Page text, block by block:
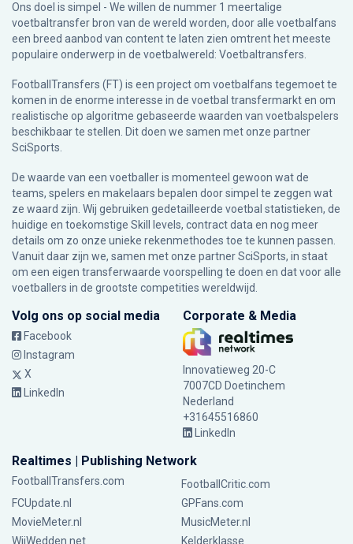
Ons doel is simpel - We willen de nummer 1 meertalige
voetbaltransfer bron van de wereld worden, door alle voetbalfans
een breed aanbod van content te laten zien omtrent het meeste
populaire onderwerp in de voetbalwereld: Voetbaltransfers.
FootballTransfers (FT) is een project om voetbalfans tegemoet te
komen in de enorme interesse in de voetbal transfermarkt en om
realistische op algoritme gebaseerde waarden van voetbalspelers
beschikbaar te stellen. Dit doen we samen met onze partner
SciSports
De waarde van een voetballer is momenteel gewoon wat de
teams, spelers en makelaars bepalen door simpel te zeggen wat
ze waard zijn. Wij gebruiken gedetailleerde voetbal statistieken, de
huidige en toekomstige Skill levels, contract data en nog meer
details om zo onze unieke rekenmethodes toe te kunnen passen.
Vanuit daar zijn we, samen met onze partner SciSports, in staat
om een eigen transferwaarde voorspelling te doen en dat voor alle
voetballers in de grootste competities wereldwijd.
Volg ons op social media
Facebook
Instagram
X
LinkedIn
Corporate & Media
Innovatieweg 20-C
7007CD Doetinchem
Nederland
+31645516860
LinkedIn
Realtimes | Publishing Network
FootballTransfers.com
FootballCritic.com
FCUpdate.nl
GPFans.com
MovieMeter.nl
MusicMeter.nl
WijWedden.net
Kelderklasse